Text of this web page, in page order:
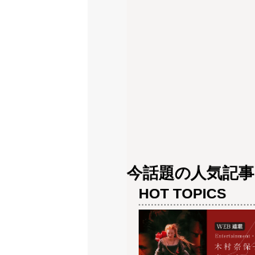
今話題の人気記事
HOT TOPICS